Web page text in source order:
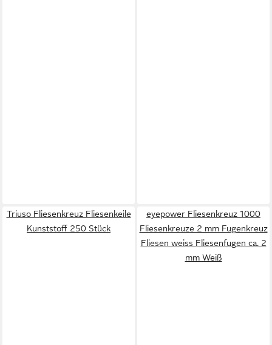
Triuso Fliesenkreuz Fliesenkeile
Kunststoff 250 Stück
eyepower Fliesenkreuz 1000
Fliesenkreuze 2 mm Fugenkreuz
Fliesen weiss Fliesenfugen ca. 2
mm Weiß